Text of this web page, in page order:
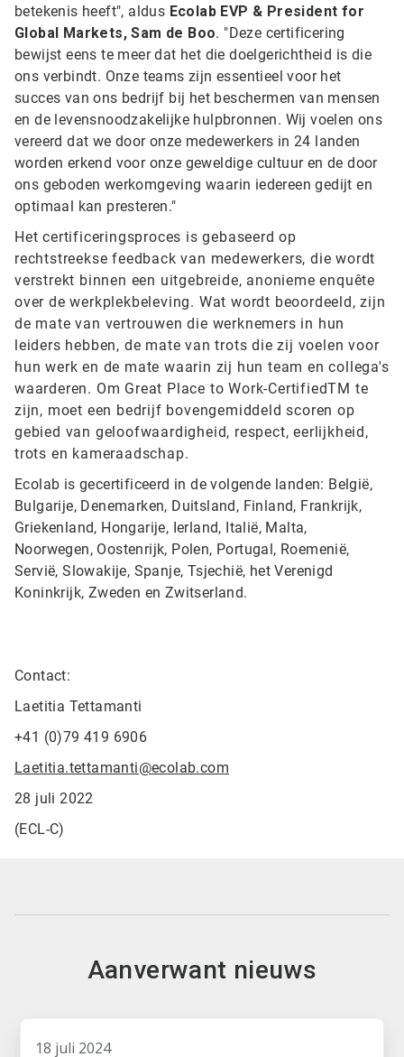
betekenis heeft", aldus Ecolab EVP & President for
Global Markets, Sam de Boo. "Deze certificering
bewijst eens te meer dat het die doelgerichtheid is die
ons verbindt. Onze teams zijn essentieel voor het
succes van ons bedrijf bij het beschermen van mensen
en de levensnoodzakelijke hulpbronnen. Wij voelen ons
vereerd dat we door onze medewerkers in 24 landen
worden erkend voor onze geweldige cultuur en de door
ons geboden werkomgeving waarin iedereen gedijt en
optimaal kan presteren."
Het certificeringsproces is gebaseerd op
rechtstreekse feedback van medewerkers, die wordt
verstrekt binnen een uitgebreide, anonieme enquête
over de werkplekbeleving. Wat wordt beoordeeld, zijn
de mate van vertrouwen die werknemers in hun
leiders hebben, de mate van trots die zij voelen voor
hun werk en de mate waarin zij hun team en collega's
waarderen. Om Great Place to Work-CertifiedTM te
zijn, moet een bedrijf bovengemiddeld scoren op
gebied van geloofwaardigheid, respect, eerlijkheid,
trots en kameraadschap.
Ecolab is gecertificeerd in de volgende landen: België,
Bulgarije, Denemarken, Duitsland, Finland, Frankrijk,
Griekenland, Hongarije, Ierland, Italië, Malta,
Noorwegen, Oostenrijk, Polen, Portugal, Roemenië,
Servië, Slowakije, Spanje, Tsjechië, het Verenigd
Koninkrijk, Zweden en Zwitserland.
Contact:
Laetitia Tettamanti
+41 (0)79 419 6906
Laetitia.tettamanti@ecolab.com
28 juli 2022
(ECL-C)
Aanverwant nieuws
18 juli 2024